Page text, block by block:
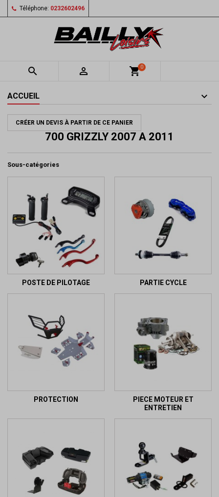
Téléphone: 0232602496
  shopping_cart0
ACCUEIL
CRÉER UN DEVIS À PARTIR DE CE PANIER
700 GRIZZLY 2007 A 2011
Sous-catégories
POSTE DE PILOTAGE PARTIE CYCLE
PROTECTION
PIECE MOTEUR ET
ENTRETIEN